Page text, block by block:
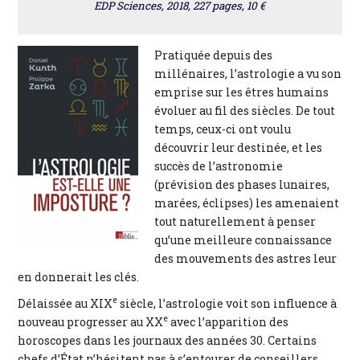
EDP Sciences, 2018, 227 pages, 10 €
Pratiquée depuis des
millénaires, l’astrologie a vu son
emprise sur les êtres humains
évoluer au fil des siècles. De tout
temps, ceux-ci ont voulu
découvrir leur destinée, et les
succès de l’astronomie
(prévision des phases lunaires,
marées, éclipses) les amenaient
tout naturellement à penser
qu’une meilleure connaissance
des mouvements des astres leur
en donnerait les clés.
Délaissée au XIXe siècle, l’astrologie voit son influence à
nouveau progresser au XXe avec l’apparition des
horoscopes dans les journaux des années 30. Certains